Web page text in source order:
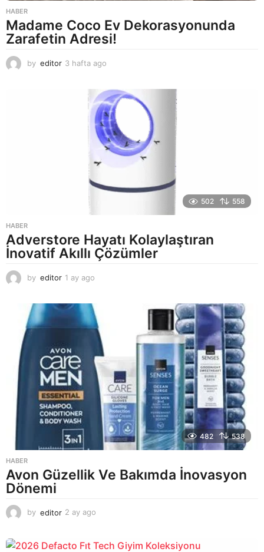
HABER
Madame Coco Ev Dekorasyonunda
Zarafetin Adresi!
by editor 3 hafta ago
a
g
o
502 558
HABER
Adverstore Hayatı Kolaylaştıran
İnovatif Akıllı Çözümler
by editor 1 ay ago
a
g
o
482 538
HABER
Avon Güzellik Ve Bakımda İnovasyon
Dönemi
by editor 2 ay ago
a